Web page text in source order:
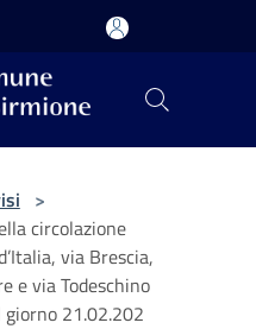
>
circolazione
via Brescia,
e via Todeschino
21.02.202